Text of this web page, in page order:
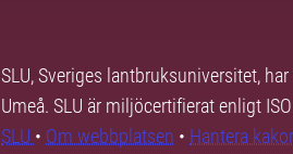
SLU, Sveriges lantbruksuniversitet,
Umeå. SLU är miljöcertifierat enligt
SLU • Om webbplatsen • Hantera kakor